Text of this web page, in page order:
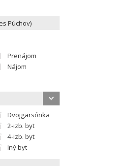
Prenájom
Nájom
Dvojgarsónka
2-izb. byt
4-izb. byt
Iný byt